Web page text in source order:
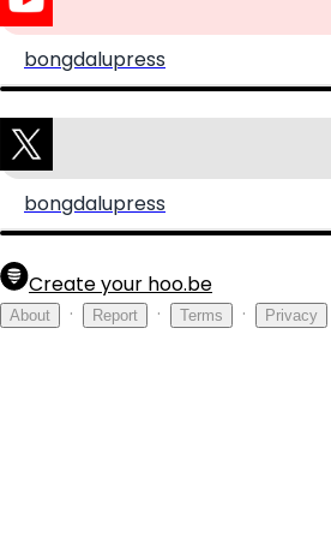
bongdalupress
bongdalupress
Create your hoo.be
About · Report · Terms · Privacy